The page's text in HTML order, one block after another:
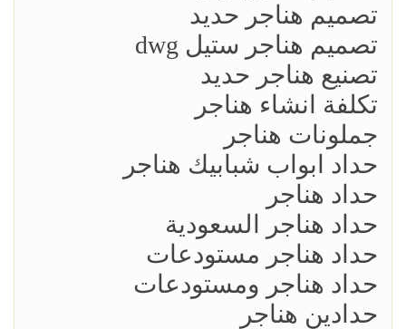
تصميم هناجر حديد
تصميم هناجر ستيل dwg
تصنيع هناجر حديد
تكلفة انشاء هناجر
جملونات هناجر
حداد ابواب شبابيك هناجر
حداد هناجر
حداد هناجر السعودية
حداد هناجر مستودعات
حداد هناجر ومستودعات
حدادين هناجر